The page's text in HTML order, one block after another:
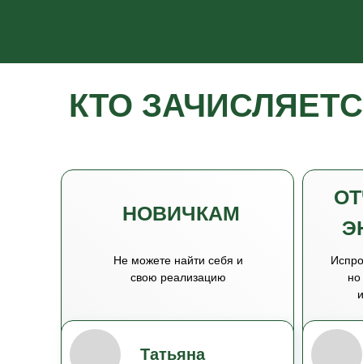
КТО
НОВИЧКАМ
Не можете найти себя и
свою реализацию
Татьяна
но